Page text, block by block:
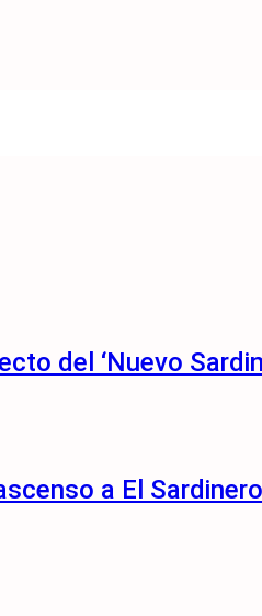
del ‘Nuevo
a El Sardinero